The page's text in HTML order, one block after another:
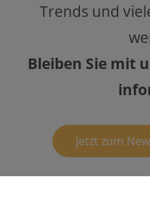
Trends und
Bleiben Sie mit
Jetzt zum